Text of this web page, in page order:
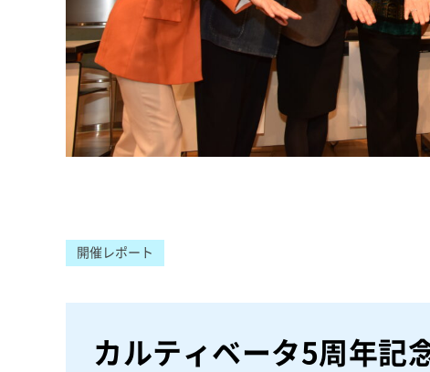
開催レポート
カルティベータ5周年